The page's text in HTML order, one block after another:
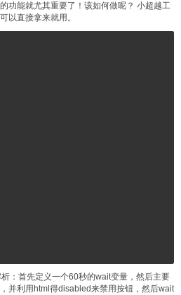
功能就尤其重要了！该如何做呢？ 小超越工
以直接拿来就用。
：首先定义一个60秒的wait变量，然后主要
并利用html得disabled来禁用按钮，然后wait